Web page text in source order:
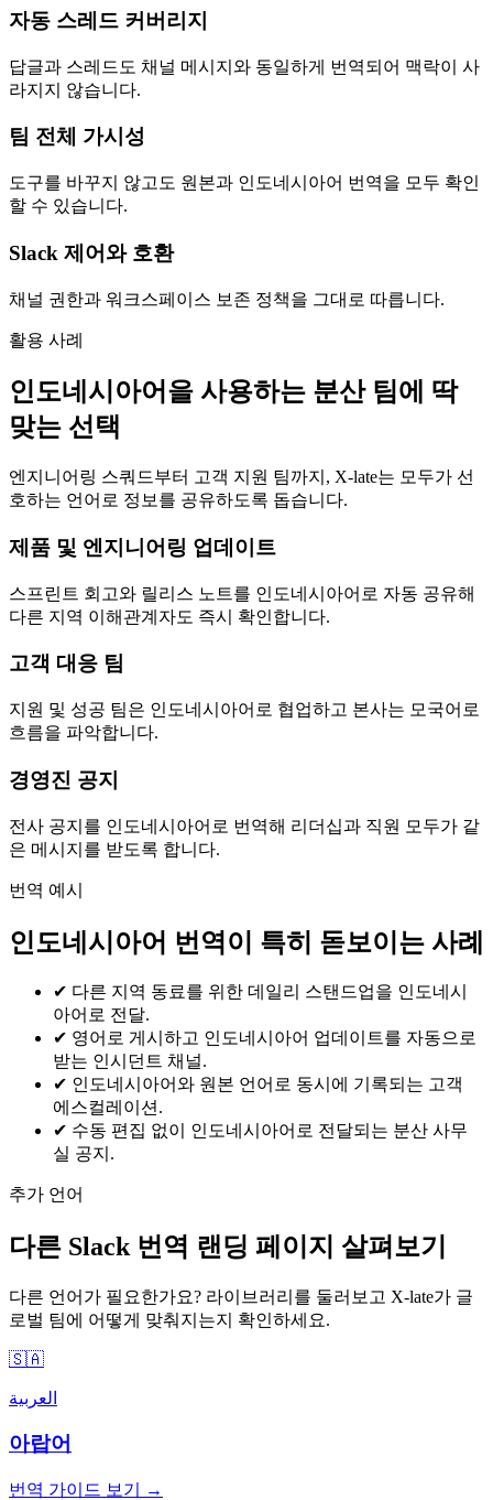
자동 스레드 커버리지
답글과 스레드도 채널 메시지와 동일하게 번역되어 맥락이 사
라지지 않습니다.
팀 전체 가시성
도구를 바꾸지 않고도 원본과 인도네시아어 번역을 모두 확인
할 수 있습니다.
Slack 제어와 호환
채널 권한과 워크스페이스 보존 정책을 그대로 따릅니다.
활용 사례
인도네시아어을 사용하는 분산 팀에 딱
맞는 선택
엔지니어링 스쿼드부터 고객 지원 팀까지, X-late는 모두가 선
호하는 언어로 정보를 공유하도록 돕습니다.
제품 및 엔지니어링 업데이트
스프린트 회고와 릴리스 노트를 인도네시아어로 자동 공유해
다른 지역 이해관계자도 즉시 확인합니다.
고객 대응 팀
지원 및 성공 팀은 인도네시아어로 협업하고 본사는 모국어로
흐름을 파악합니다.
경영진 공지
전사 공지를 인도네시아어로 번역해 리더십과 직원 모두가 같
은 메시지를 받도록 합니다.
번역 예시
인도네시아어 번역이 특히 돋보이는 사례
✔ 다른 지역 동료를 위한 데일리 스탠드업을 인도네시
아어로 전달.
✔ 영어로 게시하고 인도네시아어 업데이트를 자동으로
받는 인시던트 채널.
✔ 인도네시아어와 원본 언어로 동시에 기록되는 고객
에스컬레이션.
✔ 수동 편집 없이 인도네시아어로 전달되는 분산 사무
실 공지.
추가 언어
다른 Slack 번역 랜딩 페이지 살펴보기
다른 언어가 필요한가요? 라이브러리를 둘러보고 X-late가 글
로벌 팀에 어떻게 맞춰지는지 확인하세요.
🇸🇦
العربية
아랍어
번역 가이드 보기 →